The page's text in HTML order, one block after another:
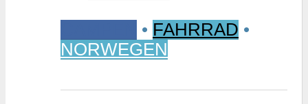
• FAHRRAD •
NORWEGEN